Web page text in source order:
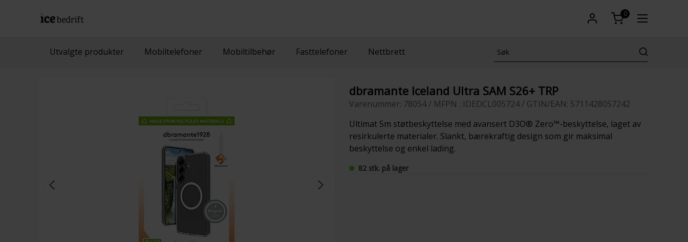
0
Utvalgte produkter Mobiltelefoner Mobiltilbehør Fasttelefoner Nettbrett
dbramante Iceland Ultra SAM S26+ TRP
Varenummer: 78054 / MFPN : IDEDCL005724 / GTIN/EAN: 5711428057242
Ultimat 5m støtbeskyttelse med avansert D3O® Zero™-beskyttelse, laget av
resirkulerte materialer. Slankt, bærekraftig design som gir maksimal
beskyttelse og enkel lading.
82 stk. på lager